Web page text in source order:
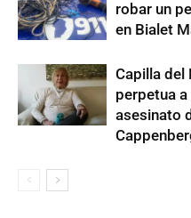
robar un
en Bialet
Capilla del
perpetua
asesinato